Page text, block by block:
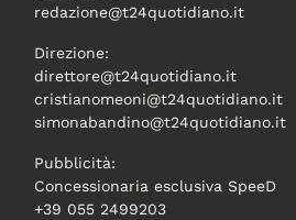
redazione@t24quotidiano.it
Direzione:
direttore@t24quotidiano.it
cristianomeoni@t24quotidiano.it
simonabandino@t24quotidiano.it
Pubblicità:
Concessionaria esclusiva SpeeD
+39 055 2499203